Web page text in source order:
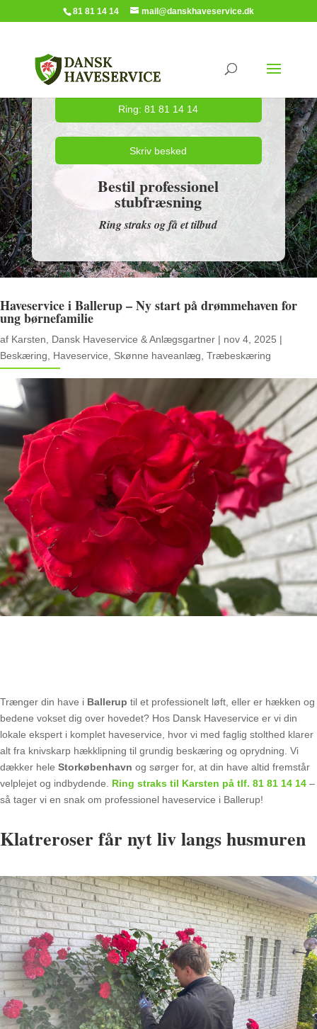
81 81 14 14 mail@danskhaveservice.dk
Ring: 81 81 14 14
Skriv besked
Bestil professionel
stubfræsning
Ring straks og få et tilbud
Haveservice i Ballerup – Ny start på drømmehaven for
ung børnefamilie
af Karsten, Dansk Haveservice & Anlægsgartner | nov 4, 2025 |
Beskæring
Haveservice Skønne haveanlæg Træbeskæring
Trænger din have i Ballerup til et professionelt løft, eller er hækken og
bedene vokset dig over hovedet? Hos Dansk Haveservice er vi din
lokale ekspert i komplet haveservice, hvor vi med faglig stolthed klarer
alt fra knivskarp hækklipning til grundig beskæring og oprydning. Vi
dækker hele Storkøbenhavn og sørger for, at din have altid fremstår
velplejet og indbydende. Ring straks til Karsten på tlf. 81 81 14 14 –
så tager vi en snak om professionel haveservice i Ballerup!
Klatreroser får nyt liv langs husmuren